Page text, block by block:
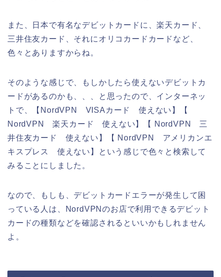
また、日本で有名なデビットカードに、楽天カード、
三井住友カード、それにオリコカードカードなど、
色々とありますからね。
そのような感じで、もしかしたら使えないデビットカ
ードがあるのかも、、、と思ったので、インターネッ
トで、【NordVPN VISAカード 使えない】【
NordVPN 楽天カード 使えない】【 NordVPN 三
井住友カード 使えない】【 NordVPN アメリカンエ
キスプレス 使えない】という感じで色々と検索して
みることにしました。
なので、もしも、デビットカードエラーが発生して困
っている人は、NordVPNのお店で利用できるデビット
カードの種類などを確認されるといいかもしれません
よ。